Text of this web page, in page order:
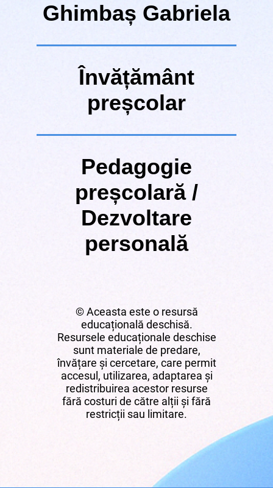
Ghimbaș Gabriela
Învățământ
preșcolar
Pedagogie
preșcolară /
Dezvoltare
personală
© Aceasta este o resursă
educațională deschisă.
Resursele educaționale deschise
sunt materiale de predare,
învățare și cercetare, care permit
accesul, utilizarea, adaptarea și
redistribuirea acestor resurse
fără costuri de către alții și fără
restricții sau limitare.